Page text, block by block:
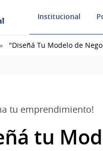
Institucional
"Diseñá Tu Modelo de
tu emprendimiento!
tu